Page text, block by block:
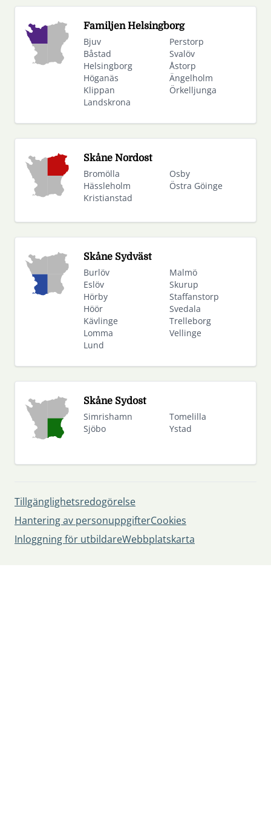
Familjen Helsingborg
Bjuv
Båstad
Helsingborg
Höganäs
Klippan
Landskrona
Perstorp
Svalöv
Åstorp
Ängelholm
Örkelljunga
Skåne Nordost
Bromölla
Hässleholm
Kristianstad
Osby
Östra Göinge
Skåne Sydväst
Burlöv
Eslöv
Hörby
Höör
Kävlinge
Lomma
Lund
Malmö
Skurup
Staffanstorp
Svedala
Trelleborg
Vellinge
Skåne Sydost
Simrishamn
Sjöbo
Tomelilla
Ystad
Tillgänglighetsredogörelse
Hantering av personuppgifterCookies
Inloggning för utbildareWebbplatskarta